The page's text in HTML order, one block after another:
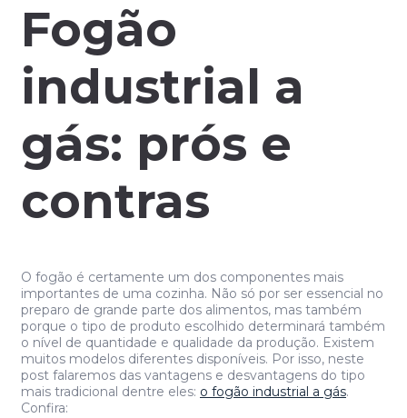
Fogão
industrial a
gás: prós e
contras
O fogão é certamente um dos componentes mais
importantes de uma cozinha. Não só por ser essencial no
preparo de grande parte dos alimentos, mas também
porque o tipo de produto escolhido determinará também
o nível de quantidade e qualidade da produção. Existem
muitos modelos diferentes disponíveis. Por isso, neste
post falaremos das vantagens e desvantagens do tipo
mais tradicional dentre eles: o fogão industrial a gás.
Confira: